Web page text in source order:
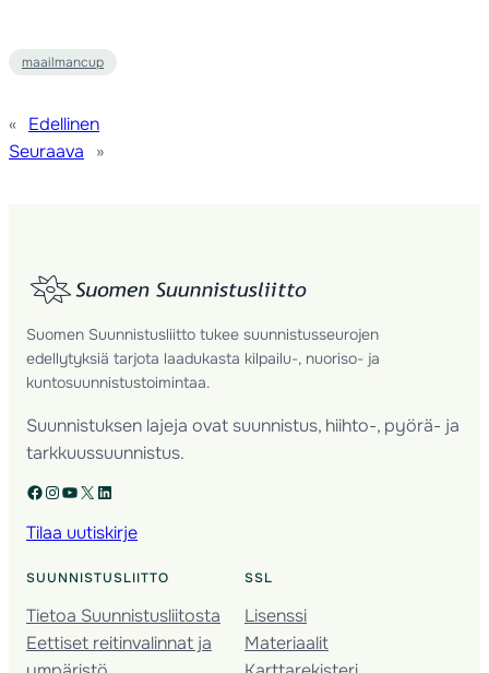
maailmancup
« Edellinen
Seuraava
»
Suomen Suunnistusliitto tukee suunnistusseurojen
edellytyksiä tarjota laadukasta kilpailu-, nuoriso- ja
kuntosuunnistustoimintaa.
Suunnistuksen lajeja ovat suunnistus, hiihto-, pyörä- ja
tarkkuussuunnistus.
Facebook Instagram YouTube X LinkedIn
Tilaa uutiskirje
SUUNNISTUSLIITTO
Tietoa Suunnistusliitosta
Eettiset reitinvalinnat ja
SSL
Lisenssi
Materiaalit